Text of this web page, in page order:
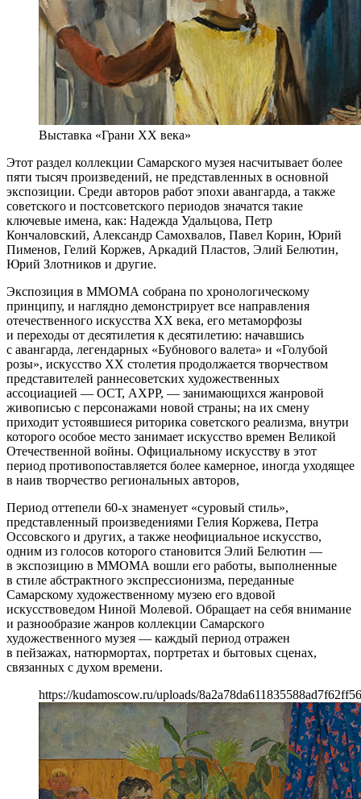
Выставка «Грани XX века»
Этот раздел коллекции Самарского музея насчитывает более
пяти тысяч произведений, не представленных в основной
экспозиции. Среди авторов работ эпохи авангарда, а также
советского и постсоветского периодов значатся такие
ключевые имена, как: Надежда Удальцова, Петр
Кончаловский, Александр Самохвалов, Павел Корин, Юрий
Пименов, Гелий Коржев, Аркадий Пластов, Элий Белютин,
Юрий Злотников и другие.
Экспозиция в ММОМА собрана по хронологическому
принципу, и наглядно демонстрирует все направления
отечественного искусства XX века, его метаморфозы
и переходы от десятилетия к десятилетию: начавшись
с авангарда, легендарных «Бубнового валета» и «Голубой
розы», искусство XX столетия продолжается творчеством
представителей раннесоветских художественных
ассоциацией — ОСТ, АХРР, — занимающихся жанровой
живописью с персонажами новой страны; на их смену
приходит устоявшиеся риторика советского реализма, внутри
которого особое место занимает искусство времен Великой
Отечественной войны. Официальному искусству в этот
период противопоставляется более камерное, иногда уходящее
в наив творчество региональных авторов,
Период оттепели 60-х знаменует «суровый стиль»,
представленный произведениями Гелия Коржева, Петра
Оссовского и других, а также неофициальное искусство,
одним из голосов которого становится Элий Белютин —
в экспозицию в ММОМА вошли его работы, выполненные
в стиле абстрактного экспрессионизма, переданные
Самарскому художественному музею его вдовой
искусствоведом Ниной Молевой. Обращает на себя внимание
и разнообразие жанров коллекции Самарского
художественного музея — каждый период отражен
в пейзажах, натюрмортах, портретах и бытовых сценах,
связанных с духом времени.
https://kudamoscow.ru/uploads/